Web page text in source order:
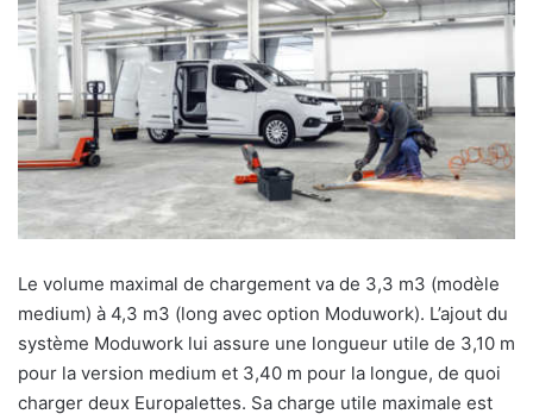
Le volume maximal de chargement va de 3,3 m3 (modèle
medium) à 4,3 m3 (long avec option Moduwork). L’ajout du
système Moduwork lui assure une longueur utile de 3,10 m
pour la version medium et 3,40 m pour la longue, de quoi
charger deux Europalettes. Sa charge utile maximale est